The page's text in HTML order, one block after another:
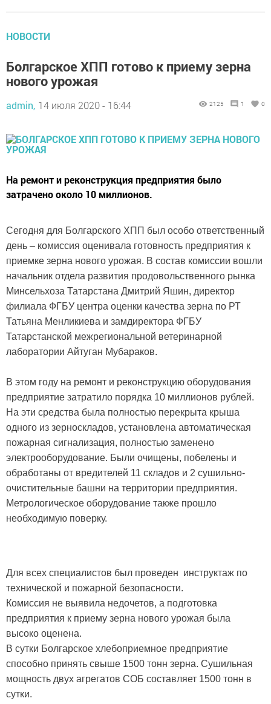
НОВОСТИ
Болгарское ХПП готово к приему зерна
нового урожая
admin, 14 июля 2020 - 16:44 2125 1 0
На ремонт и реконструкция предприятия было
затрачено около 10 миллионов.
Сегодня для Болгарского ХПП был особо ответственный
день – комиссия оценивала готовность предприятия к
приемке зерна нового урожая. В состав комиссии вошли
начальник отдела развития продовольственного рынка
Минсельхоза Татарстана Дмитрий Яшин, директор
филиала ФГБУ центра оценки качества зерна по РТ
Татьяна Менликиева и замдиректора ФГБУ
Татарстанской межрегиональной ветеринарной
лаборатории Айтуган Мубараков.
В этом году на ремонт и реконструкцию оборудования
предприятие затратило порядка 10 миллионов рублей.
На эти средства была полностью перекрыта крыша
одного из зерноскладов, установлена автоматическая
пожарная сигнализация, полностью заменено
электрооборудование. Были очищены, побелены и
обработаны от вредителей 11 складов и 2 сушильно-
очистительные башни на территории предприятия.
Метрологическое оборудование также прошло
необходимую поверку.
Для всех специалистов был проведен инструктаж по
технической и пожарной безопасности.
Комиссия не выявила недочетов, а подготовка
предприятия к приему зерна нового урожая была
высоко оценена.
В сутки Болгарское хлебоприемное предприятие
способно принять свыше 1500 тонн зерна. Сушильная
мощность двух агрегатов СОБ составляет 1500 тонн в
сутки.